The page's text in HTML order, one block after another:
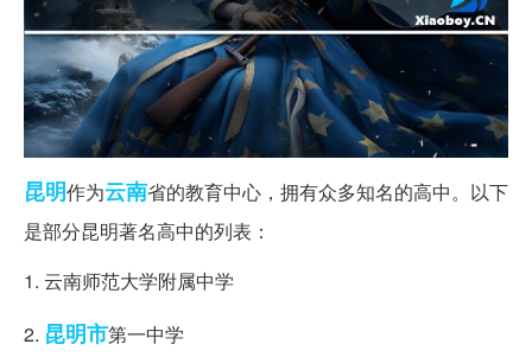
昆明作为云南省的教育中心，拥有众多知名的高中。以下
是部分昆明著名高中的列表：
1. 云南师范大学附属中学
2. 昆明市第一中学